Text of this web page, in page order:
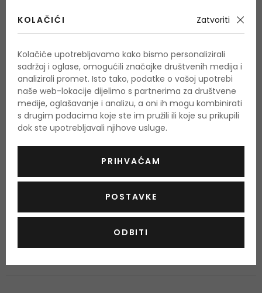
Bazne note
karameliziran sladkor, mošus, sandalovo drvo, ambra
O proizvodu
OPIS OCJENA
Podaci o dobivanju ocjena
KOLAČIĆI Zatvoriti
Kolačiće upotrebljavamo kako bismo personalizirali
sadržaj i oglase, omogućili značajke društvenih medija i
analizirali promet. Isto tako, podatke o vašoj upotrebi
naše web-lokacije dijelimo s partnerima za društvene
medije, oglašavanje i analizu, a oni ih mogu kombinirati
s drugim podacima koje ste im pružili ili koje su prikupili
dok ste upotrebljavali njihove usluge.
PRIHVAĆAM
POSTAVKE
ODBITI